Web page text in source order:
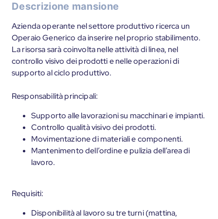
Descrizione mansione
Azienda operante nel settore produttivo ricerca un
Operaio Generico da inserire nel proprio stabilimento.
La risorsa sarà coinvolta nelle attività di linea, nel
controllo visivo dei prodotti e nelle operazioni di
supporto al ciclo produttivo.
Responsabilità principali:
Supporto alle lavorazioni su macchinari e impianti.
Controllo qualità visivo dei prodotti.
Movimentazione di materiali e componenti.
Mantenimento dell’ordine e pulizia dell’area di
lavoro.
Requisiti:
Disponibilità al lavoro su tre turni (mattina,